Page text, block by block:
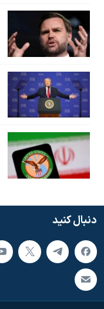
دنبال کنید